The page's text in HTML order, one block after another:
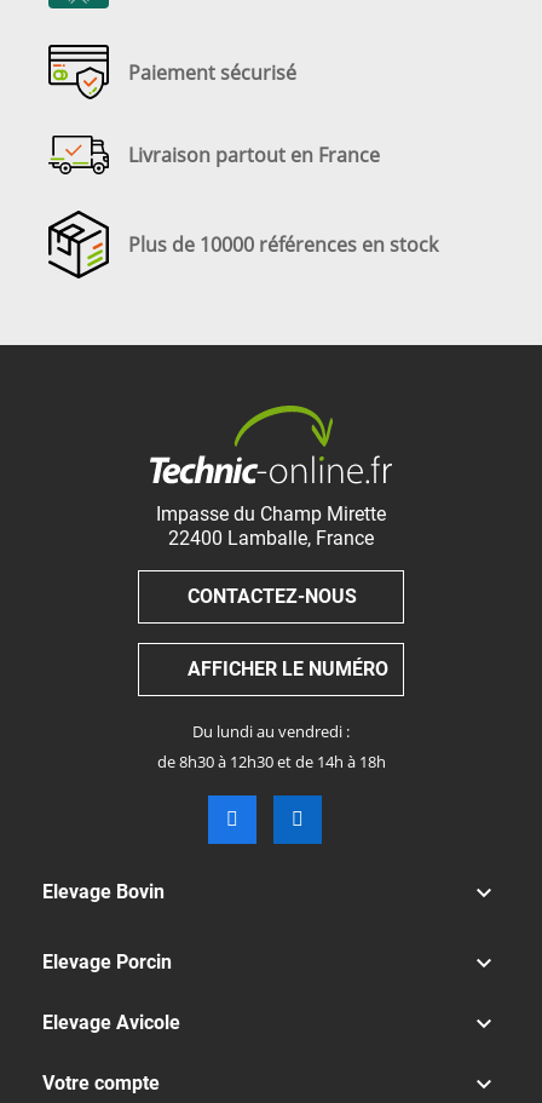
Paiement sécurisé
Livraison partout en France
Plus de 10000 références en stock
Impasse du Champ Mirette
22400 Lamballe, France
CONTACTEZ-NOUS
AFFICHER LE NUMÉRO
Du lundi au vendredi :
de 8h30 à 12h30 et de 14h à 18h
Elevage Bovin 
Elevage Porcin 
Elevage Avicole 
Votre compte 